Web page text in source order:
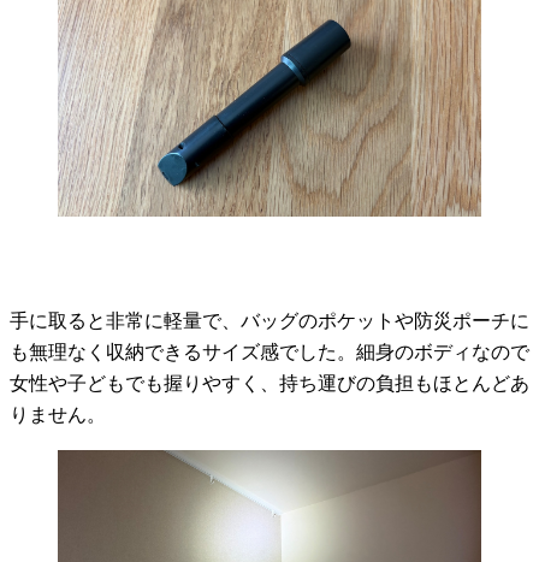
手に取ると非常に軽量で、バッグのポケットや防災ポーチに
も無理なく収納できるサイズ感でした。細身のボディなので
女性や子どもでも握りやすく、持ち運びの負担もほとんどあ
りません。